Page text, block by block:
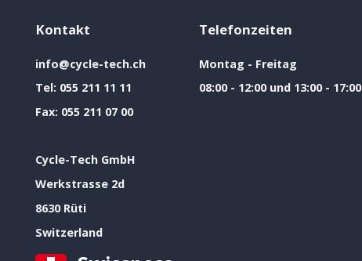
Kontakt
info@cycle-tech.ch
Tel: 055 211 11 11
Fax: 055 211 07 00
Cycle-Tech GmbH
Werkstrasse 2d
8630 Rüti
Switzerland
Telefonzeiten
Montag - Freitag
08:00 - 12:00 und 13:00 - 17:00